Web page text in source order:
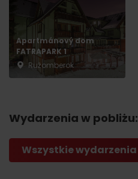
Apartmánový dom
FATRAPARK 1
Ružomberok
Wydarzenia w pobliżu:
Wszystkie wydarzenia